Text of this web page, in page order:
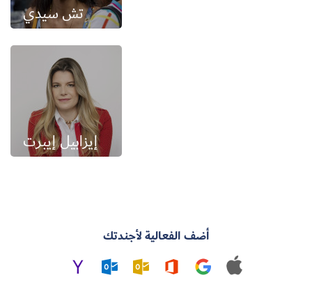
تش سيدي
إيزابيل إيبرت
أضف الفعالية لأجندتك